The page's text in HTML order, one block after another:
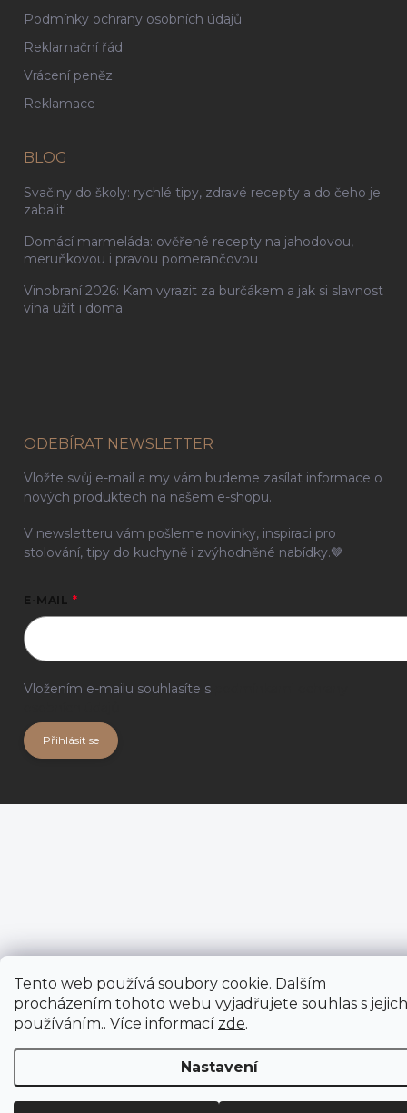
Tento web používá soubory cookie. Dalším
procházením tohoto webu vyjadřujete souhlas s jejich
používáním.. Více informací zde.
Nastavení
Podmínky ochrany osobních údajů
Reklamační řád
Vrácení peněz
Reklamace
BLOG
Svačiny do školy: rychlé tipy, zdravé recepty a do čeho je
zabalit
Domácí marmeláda: ověřené recepty na jahodovou,
meruňkovou i pravou pomerančovou
Vinobraní 2026: Kam vyrazit za burčákem a jak si slavnost
vína užít i doma
ODEBÍRAT NEWSLETTER
Vložte svůj e-mail a my vám budeme zasílat informace o
nových produktech na našem e-shopu.
V newsletteru vám pošleme novinky, inspiraci pro
stolování, tipy do kuchyně i zvýhodněné nabídky.🤎
E-MAIL
Vložením e-mailu souhlasíte s
Přihlásit se